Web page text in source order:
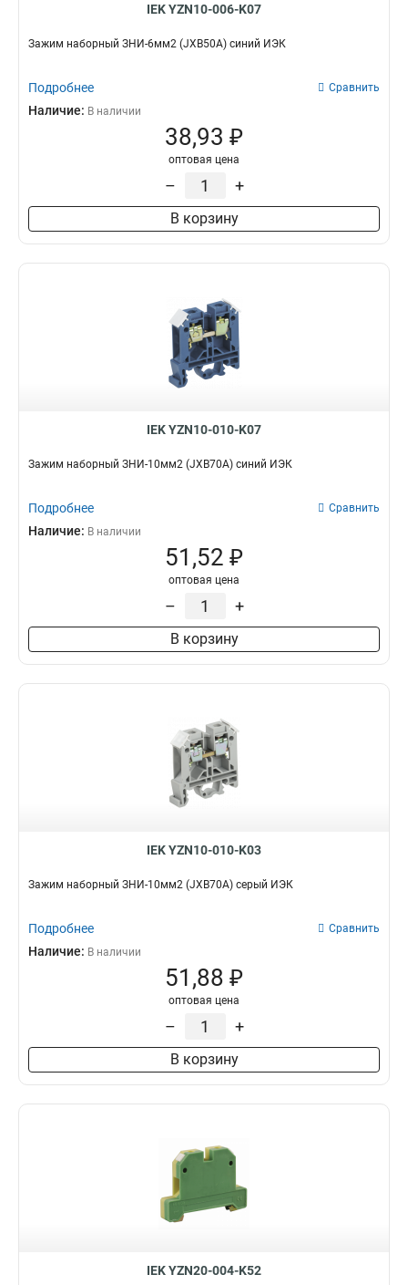
IEK YZN10-006-K07
Зажим наборный ЗНИ-6мм2 (JXB50А) синий ИЭК
Подробнее Сравнить
Наличие: В наличии
38,93 ₽
оптовая цена
– +
В корзину
IEK YZN10-010-K07
Зажим наборный ЗНИ-10мм2 (JXB70А) синий ИЭК
Подробнее Сравнить
Наличие: В наличии
51,52 ₽
оптовая цена
– +
В корзину
IEK YZN10-010-K03
Зажим наборный ЗНИ-10мм2 (JXB70А) серый ИЭК
Подробнее Сравнить
Наличие: В наличии
51,88 ₽
оптовая цена
– +
В корзину
IEK YZN20-004-K52